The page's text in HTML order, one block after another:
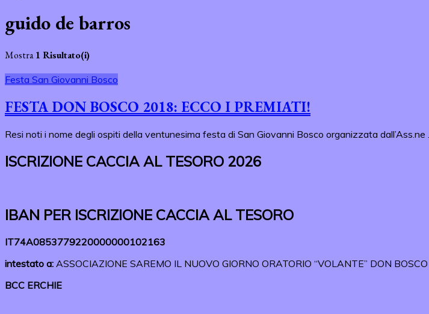
guido de barros
Mostra1 Risultato(i)
Festa San Giovanni Bosco
FESTA DON BOSCO 2018: ECCO I PREMIATI!
Resi noti i nome degli ospiti della ventunesima festa di San Giovanni Bosco organizzata dall’Ass.ne …
ISCRIZIONE CACCIA AL TESORO 2026
IBAN PER ISCRIZIONE CACCIA AL TESORO
IT74A0853779220000000102163
intestato a: ASSOCIAZIONE SAREMO IL NUOVO GIORNO ORATORIO “VOLANTE” DON BOSCO
BCC ERCHIE